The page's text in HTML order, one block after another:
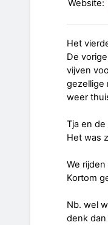
Website:
Het
De
vijven
gezellige
weer
Tja en
Het was
We
Kortom
Nb. wel
denk dan